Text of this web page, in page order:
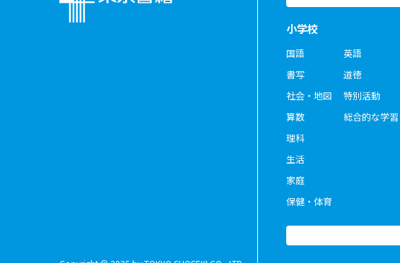
小学校
国語
書写
社会・地図
算数
理科
生活
家庭
保健・体育
英語
道徳
特別活動
総合的な学習